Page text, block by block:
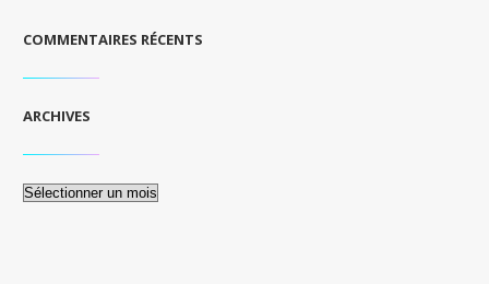
COMMENTAIRES RÉCENTS
ARCHIVES
Archives